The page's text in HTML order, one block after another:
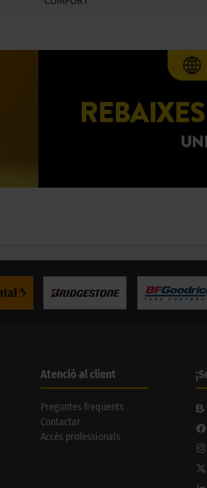
Atenció al client
Preguntes freqüents
Contactar
Accés professionals